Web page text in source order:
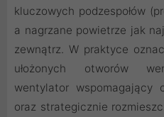
kluczowych podzespołów
a nagrzane powietrze jak
zewnątrz. W praktyce
ułożonych otworów
wentylator wspomagający
oraz strategicznie